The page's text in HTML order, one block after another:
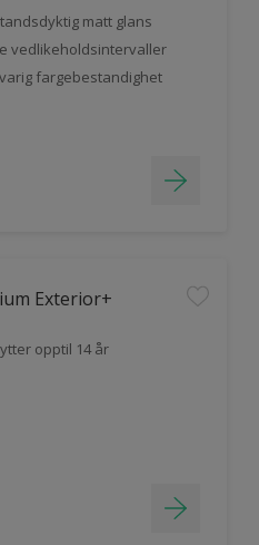
matt glans
vedlikeholdsintervaller
fargebestandighet
Exterior+
opptil 14 år